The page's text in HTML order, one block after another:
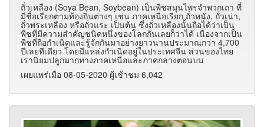
ถั่วเหลือง (Soya Bean, Soybean) เป็นพืชสมุนไพรจำพวกเถา ที่
มีชื่อเรียกตามท้องถิ่นต่างๆ เช่น ภาคเหนือเรียก ถั่วหนัง, ถั่วเน่า,
ถั่วพระเหลือง หรือถั่วแระ เป็นต้น ซึ่งถั่วเหลืองนั้นถือได้ว่าเป็น
พืชที่มีความสำคัญชนิดหนึ่งของโลกกันเลยก็ว่าได้ เนื่องจากเป็น
พืชที่ถือกำเนิดและรู้จักกันมาอย่างยาวนานประมาณกว่า 4,700
ปีเลยทีเดียว โดยมีแหล่งกำเนิดอยู่ในประเทศจีน ส่วนของไทย
เรานิยมปลูกมากทางภาคเหนือและภาคกลางตอนบน
เผยแพร่เมื่อ 08-05-2020 ผู้เช้าชม 6,042